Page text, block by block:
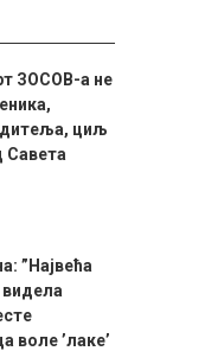
ЗОСОВ-а не
циљ
Савета
”Највећа
видела
’лаке’